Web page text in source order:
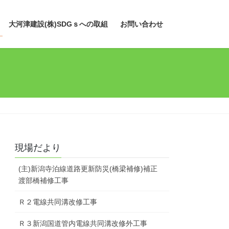
大河津建設(株)SDGｓへの取組 お問い合わせ
現場だより
(主)新潟寺泊線道路更新防災(橋梁補修)補正
渡部橋補修工事
Ｒ２電線共同溝改修工事
Ｒ３新潟国道管内電線共同溝改修外工事